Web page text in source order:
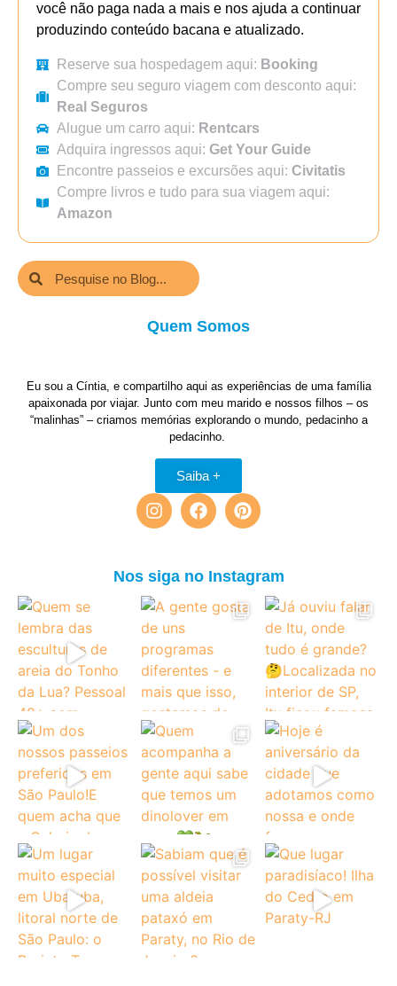
você não paga nada a mais e nos ajuda a continuar
produzindo conteúdo bacana e atualizado.
Reserve sua hospedagem aqui: Booking
Compre seu seguro viagem com desconto aqui:
Real Seguros
Alugue um carro aqui: Rentcars
Adquira ingressos aqui: Get Your Guide
Encontre passeios e excursões aqui: Civitatis
Compre livros e tudo para sua viagem aqui:
Amazon
Quem Somos
Eu sou a Cíntia, e compartilho aqui as experiências de uma família
apaixonada por viajar. Junto com meu marido e nossos filhos – os
“malinhas” – criamos memórias explorando o mundo, pedacinho a
pedacinho.
Saiba +
Nos siga no Instagram